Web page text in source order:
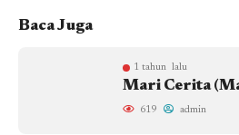
Baca Juga
1 tahun lalu
Mari Cerita
619 admin